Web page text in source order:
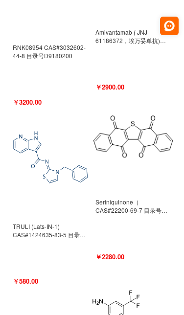
RNK08954 CAS#3032602-
44-8 目录号D9180200
￥3200.00
TRULI (Lats-IN-1)
CAS#1424635-83-5 目录号
￥580.00
Amivantamab ( JNJ-
61186372，埃万妥单抗)
￥2900.00
Seriniquinone（
CAS#22200-69-7 目录号
￥2280.00